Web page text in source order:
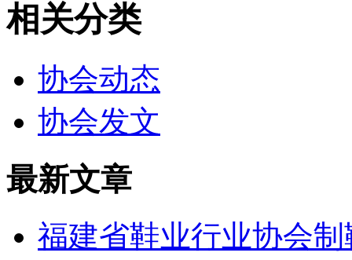
相关分类
协会动态
协会发文
最新文章
福建省鞋业行业协会